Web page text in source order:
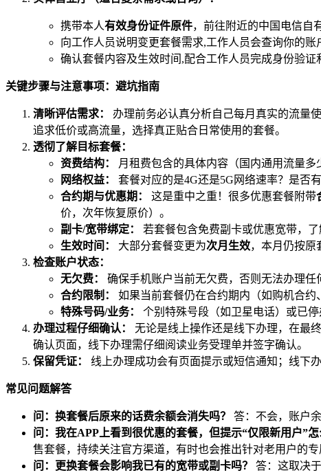
携带本人有效身份证件原件，前往附近的中国电信自
向工作人员说明变更套餐需求,工作人员会查询你的
确认套餐内容及生效时间,配合工作人员完成身份验
关键步骤与注意事项：避坑指南
清晰评估需求：
办理前务必认真分析自己每月真实的流量
追求低价或高流量，选择真正贴合日常使用的套餐。
透彻了解目标套餐：
资费结构：
月租费包含的具体内容（国内通用流量
网络权益：
套餐对应的是4G还是5G网络速率？是否
合约期与优惠期：
这是重中之重！很多优惠套餐附带
价，次年恢复原价）。
副卡/宽带绑定：
若套餐包含免费副卡或优惠宽带，
生效时间：
大部分套餐变更为次月生效，本月仍按原
检查账户状态：
无欠费：
确保手机账户当前无欠费，否则无法办理任
合约限制：
如果当前套餐仍在合约期内（如购机合约
特殊号码/业务：
个别特殊号段（如卫星电话）或已
办理过程仔细确认：
无论是线上操作还是线下办理，在最
确认页面，线下办理需仔细阅读业务受理单并签字确认。
保留凭证：
线上办理成功会有页面提示或短信通知；线下
常见问题解答
问：换套餐后原来的话费余额会消失吗？
答：不会，账户
问：我在APP上看到很优惠的套餐，但提示“仅限新用户”怎
售套餐，持续关注官方渠道，有时也会推出针对老用户的专
问：更换套餐会影响我已有的宽带或副卡吗？
答：这取决